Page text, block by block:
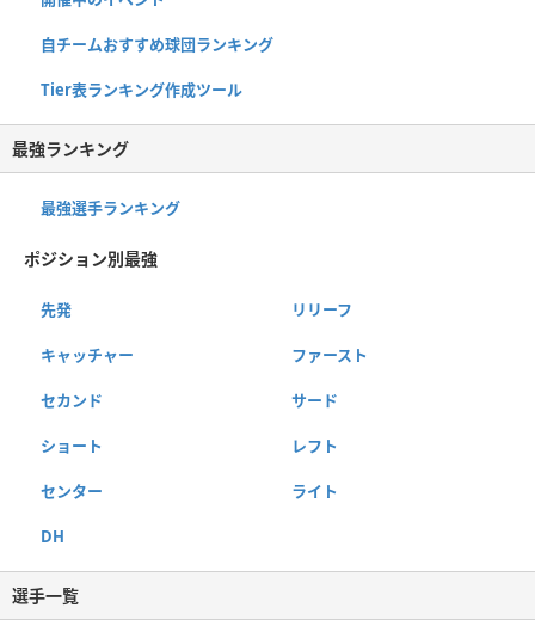
自チームおすすめ球団ランキング
Tier表ランキング作成ツール
最強ランキング
最強選手ランキング
ポジション別最強
先発 リリーフ
キャッチャー ファースト
セカンド サード
ショート レフト
センター ライト
DH
選手一覧